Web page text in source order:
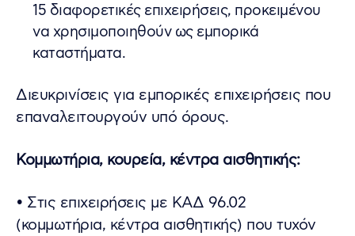
15 διαφορετικές επιχειρήσεις, προκειμένου
να χρησιμοποιηθούν ως εμπορικά
καταστήματα.
Διευκρινίσεις για εμπορικές επιχειρήσεις που
επαναλειτουργούν υπό όρους.
Κομμωτήρια, κουρεία, κέντρα αισθητικής:
• Στις επιχειρήσεις με ΚΑΔ 96.02
(κομμωτήρια, κέντρα αισθητικής) που τυχόν